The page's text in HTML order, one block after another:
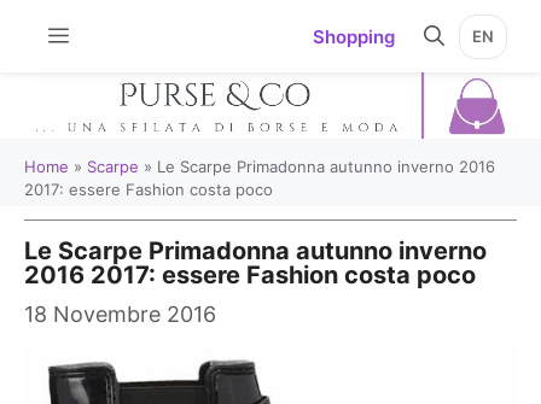
Shopping EN
Home » Scarpe » Le Scarpe Primadonna autunno inverno 2016
2017: essere Fashion costa poco
Le Scarpe Primadonna autunno inverno
2016 2017: essere Fashion costa poco
18 Novembre 2016